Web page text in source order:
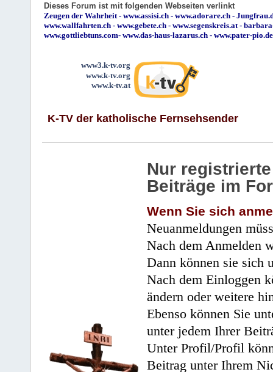
Dieses Forum ist mit folgenden Webseiten verlinkt
Zeugen der Wahrheit - www.assisi.ch - www.adorare.ch -
www.wallfahrten.ch - www.gebete.ch - www.segenskreis.at -
www.gottliebtuns.com- www.das-haus-lazarus.ch - www.pater-pio.de
www3.k-tv.org
www.k-tv.org
www.k-tv.at
K-TV der katholische Fernsehsender
Nur
Beiträge im
Wenn Sie sich
Neuanmeldungen
Nach dem Anmelden
Dann können sie sich
Nach dem Einloggen
ändern oder weitere
Ebenso können Sie
unter jedem Ihrer
Unter Profil/Profil
Beitrag unter Ihrem